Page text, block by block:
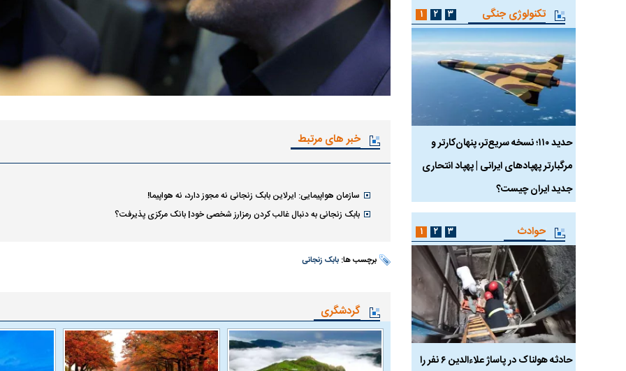
خبر های مرتبط
سازمان هواپیمایی: ایرلاین بابک زنجانی نه مجوز دارد، نه هواپیما!
بابک زنجانی به دنبال غالب کردن رمزارز شخصی خود| بانک مرکزی پذیرفت؟
برچسب ها: بابک زنجانی
گردشگری
تکنولوژی جنگی
حدید ۱۱۰؛ نسخه سریع‌تر، پنهان‌کارتر و
مرگبارتر پهپادهای ایرانی | پهپاد انتحاری
جدید ایران چیست؟
هواپیمای مرموز E-11A BACN چیست؟
چیست؟
مرگبارتر
۱ ۲ ۳
حوادث
حادثه هولناک در پاساژ علاءالدین ۶ نفر را
ردپای سیاست در یک جنایت مرموز؛
جراحان قلابی در شمال تهران بازداشت
۱ ۲ ۳